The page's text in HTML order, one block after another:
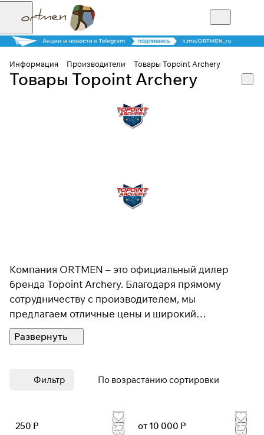
Информация Производители Товары Topoint Archery
Товары Topoint Archery
Компания ORTMEN – это официальный дилер
бренда Topoint Archery. Благодаря прямому
сотрудничеству с производителем, мы
предлагаем отличные цены и широкий
ассортимент продукции Topoint Archery.
Фильтр По возрастанию сортировки
250 Р
от 10 000 Р